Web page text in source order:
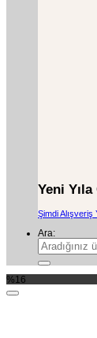
Yeni
Şimdi Alışveriş
Ara:
%16